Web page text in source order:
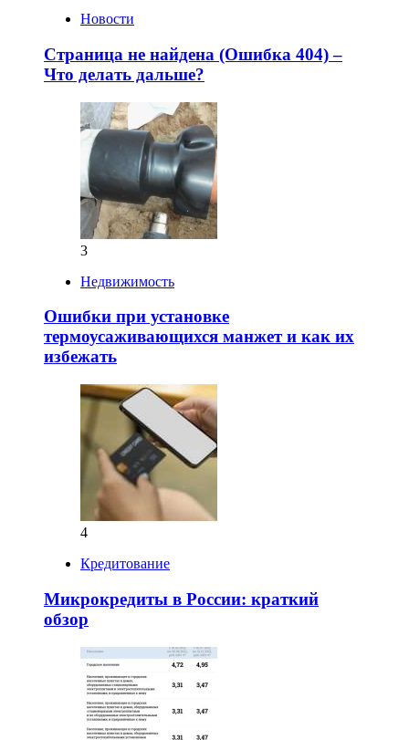
Новости
Страница не найдена (Ошибка 404) –
Что делать дальше?
3
Недвижимость
Ошибки при установке
термоусаживающихся манжет и как их
избежать
4
Кредитование
Микрокредиты в России: краткий
обзор